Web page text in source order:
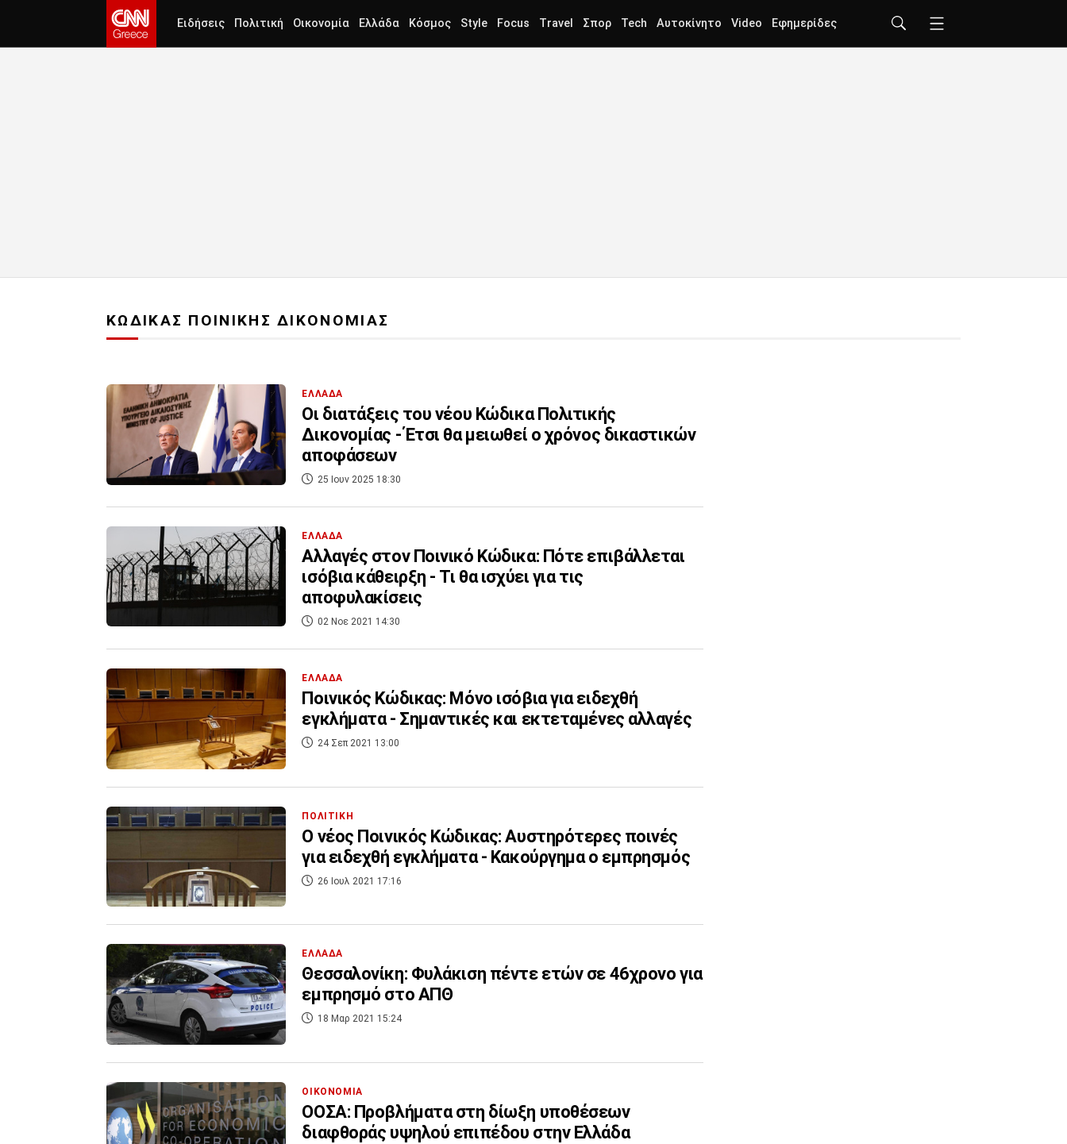
Ειδήσεις Πολιτική Οικονομία Ελλάδα Κόσμος Style Focus Travel Σπορ Tech Αυτοκίνητο Video Εφημερίδες
ΚΩΔΙΚΑΣ ΠΟΙΝΙΚΗΣ ΔΙΚΟΝΟΜΙΑΣ
ΕΛΛΑΔΑ
Οι διατάξεις του νέου Κώδικα Πολιτικής
Δικονομίας - Έτσι θα μειωθεί ο χρόνος δικαστικών
αποφάσεων
25 Ιουν 2025 18:30
ΕΛΛΑΔΑ
Αλλαγές στον Ποινικό Κώδικα: Πότε επιβάλλεται
ισόβια κάθειρξη - Τι θα ισχύει για τις
αποφυλακίσεις
02 Νοε 2021 14:30
ΕΛΛΑΔΑ
Ποινικός Κώδικας: Μόνο ισόβια για ειδεχθή
εγκλήματα - Σημαντικές και εκτεταμένες αλλαγές
24 Σεπ 2021 13:00
ΠΟΛΙΤΙΚΗ
Ο νέος Ποινικός Κώδικας: Αυστηρότερες ποινές
για ειδεχθή εγκλήματα - Κακούργημα ο εμπρησμός
26 Ιουλ 2021 17:16
ΕΛΛΑΔΑ
Θεσσαλονίκη: Φυλάκιση πέντε ετών σε 46χρονο για
εμπρησμό στο ΑΠΘ
18 Μαρ 2021 15:24
ΟΙΚΟΝΟΜΙΑ
ΟΟΣΑ: Προβλήματα στη δίωξη υποθέσεων
διαφθοράς υψηλού επιπέδου στην Ελλάδα